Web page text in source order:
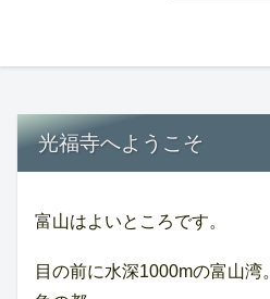
光福寺へようこそ
富山はよいところです。
目の前に水深1000mの富山湾